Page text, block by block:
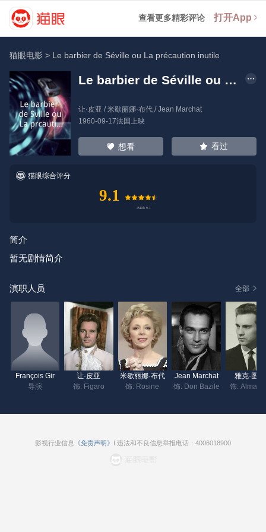
查看更多精彩评论 打开App
猫眼电影 > Le barbier de Séville ou La précaution inutile
Le barbier de Séville ou La précaution inutile
让·皮亚 /米歇丽娜·布代/Jean Marchat
1960-09-17法国上映
想看 看过
猫眼综合评分
9.1
简介
暂无剧情简介
演职人员 全部
François Gir
导演
让·皮亚
饰: Figaro
米歇丽娜·布代
饰: Rosine
Jean Marchat
饰: Don Bazile
雅克·图亚
饰:
影视行业信息 《免责声明》 I 违法和不良信息举报电话：4006018900